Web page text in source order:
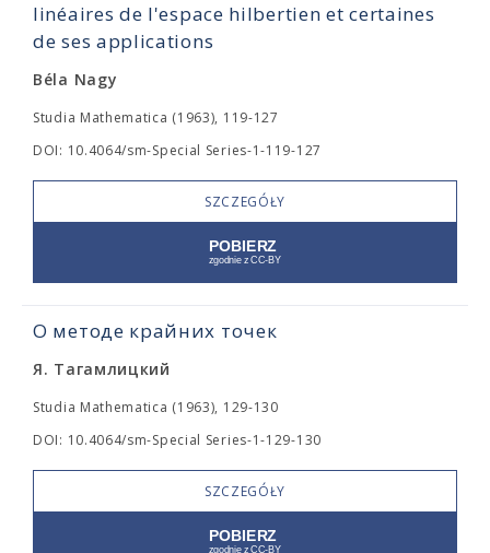
linéaires de l'espace hilbertien et certaines
de ses applications
Béla Nagy
Studia Mathematica (1963), 119-127
DOI: 10.4064/sm-Special Series-1-119-127
SZCZEGÓŁY
О методе крайних точек
Я. Тагамлицкий
Studia Mathematica (1963), 129-130
DOI: 10.4064/sm-Special Series-1-129-130
SZCZEGÓŁY